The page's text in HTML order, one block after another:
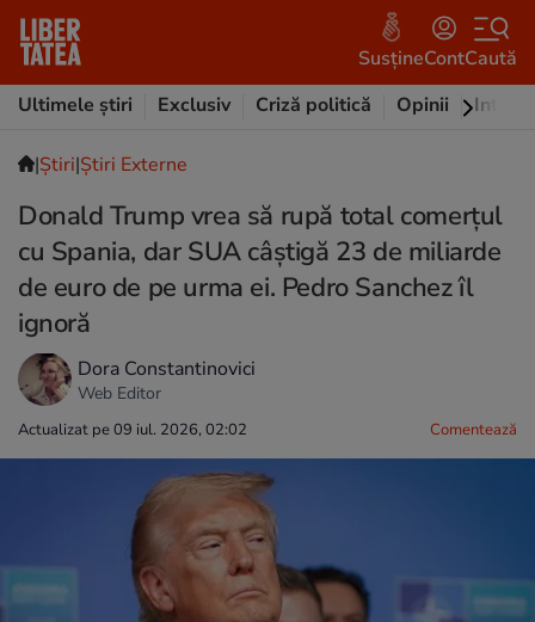
SusțineContCaută
Ultimele știri
Exclusiv Criză politică Opinii
|Ştiri|Știri Externe
Donald Trump vrea să rupă total comerțul
cu Spania, dar SUA câștigă 23 de miliarde
de euro de pe urma ei. Pedro Sanchez îl
ignoră
Dora Constantinovici
Web Editor
Actualizat pe 09 iul. 2026, 02:02 Comentează